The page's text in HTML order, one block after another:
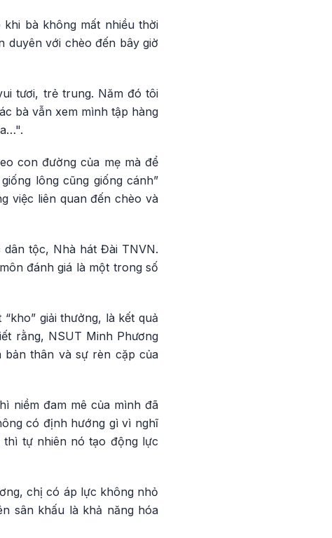
bà không mất nhiều thời
duyên với chèo đến bây giờ
tươi, trẻ trung. Năm đó tôi
bà vẫn xem mình tập hàng
con đường của mẹ mà để
lông cũng giống cánh”
việc liên quan đến chèo và
tộc, Nhà hát Đài TNVN.
đánh giá là một trong số
giải thưởng, là kết quả
rằng, NSUT Minh Phương
thân và sự rèn cặp của
niềm đam mê của mình đã
có định hướng gì vì nghĩ
tự nhiên nó tạo động lực
chị có áp lực không nhỏ
sân khấu là khả năng hóa